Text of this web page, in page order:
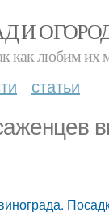
И
как любим их
статьи